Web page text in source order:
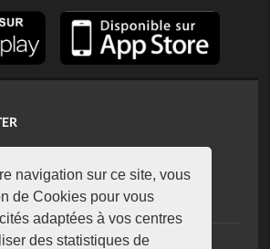
navigation sur ce site, vous
de Cookies pour vous
adaptées à vos centres
des statistiques de
52 93